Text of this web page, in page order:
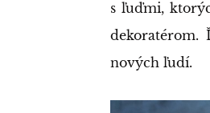
s ľuďmi,
nových ľudí.